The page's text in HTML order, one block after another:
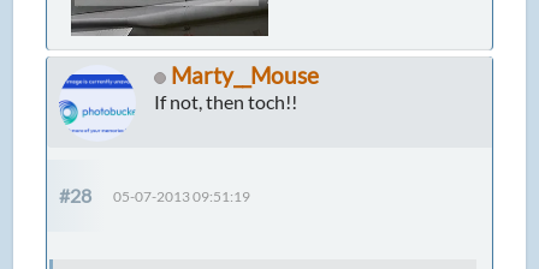
Marty__Mouse
If not, then toch!!
#28 05-07-2013 09:51:19